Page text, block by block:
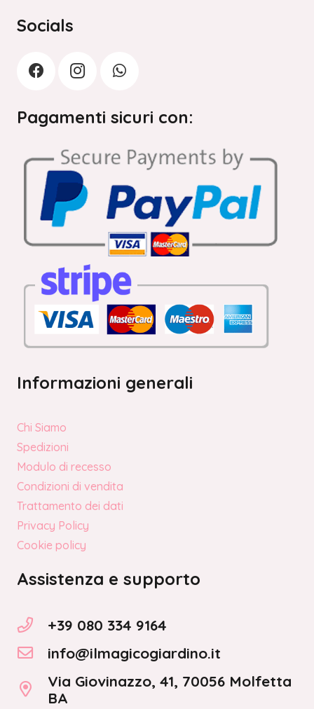
Socials
Pagamenti sicuri con:
Informazioni generali
Chi Siamo
Spedizioni
Modulo di recesso
Condizioni di vendita
Trattamento dei dati
Privacy Policy
Cookie policy
Assistenza e supporto
+39 080 334 9164
info@ilmagicogiardino.it
Via Giovinazzo, 41, 70056 Molfetta
BA